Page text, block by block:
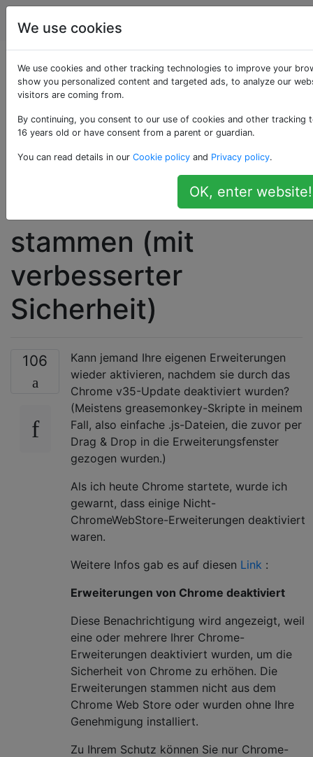
Computerbenutzer
Erneutes Aktivieren
von Erweiterungen,
die nicht aus dem
Chrome Web Store in
Chrome v35 +
stammen (mit
verbesserter
Sicherheit)
106
Kann jemand Ihre eigenen Erweiterungen
wieder aktivieren, nachdem sie durch das
Chrome v35-Update deaktiviert wurden?
(Meistens greasemonkey-Skripte in meinem
Fall, also einfache .js-Dateien, die zuvor per
Drag & Drop in die Erweiterungsfenster
gezogen wurden.)
Als ich heute Chrome startete, wurde ich
gewarnt, dass einige Nicht-
ChromeWebStore-Erweiterungen deaktiviert
waren.
Weitere Infos gab es auf diesen Link :
Erweiterungen von Chrome deaktiviert
Diese Benachrichtigung wird angezeigt, weil
eine oder mehrere Ihrer Chrome-
Erweiterungen deaktiviert wurden, um die
Sicherheit von Chrome zu erhöhen. Die
Erweiterungen stammen nicht aus dem
Chrome Web Store oder wurden ohne Ihre
Genehmigung installiert.
Zu Ihrem Schutz können Sie nur Chrome-
We use cookies
We use cookies and other tracking technologies to improve your
show you personalized content and targeted ads, to analyze our
visitors are coming from.
By continuing, you consent to our use of cookies and other tracking
16 years old or have consent from a parent or guardian.
You can read details in our Cookie policy and Privacy policy.
OK, enter website!